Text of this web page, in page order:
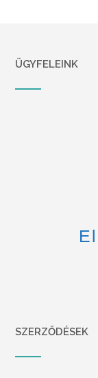
ÜGYFELEINK
SZERZŐDÉSEK